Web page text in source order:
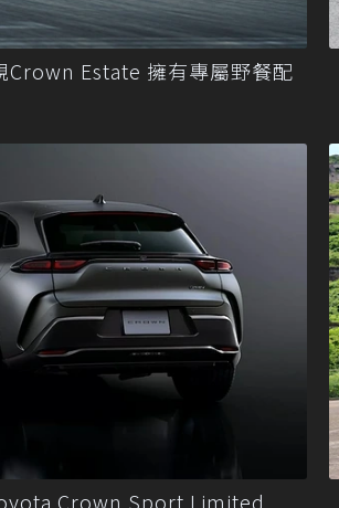
Estate 擁有專屬野餐配
Crown Sport Limited